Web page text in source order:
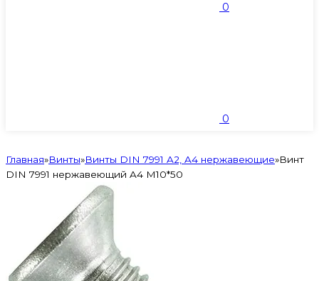
0
0
Главная»Винты»Винты DIN 7991 A2, A4 нержавеющие»Винт
DIN 7991 нержавеющий A4 M10*50